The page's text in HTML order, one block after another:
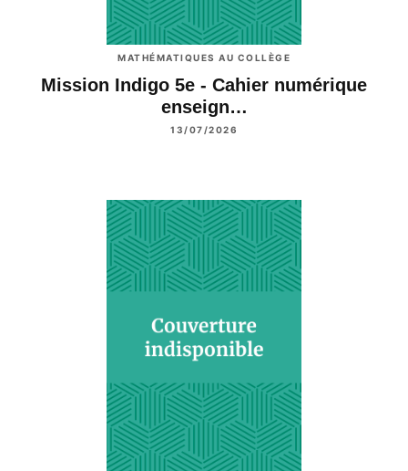
MATHÉMATIQUES AU COLLÈGE
Mission Indigo 5e - Cahier numérique
enseign…
13/07/2026